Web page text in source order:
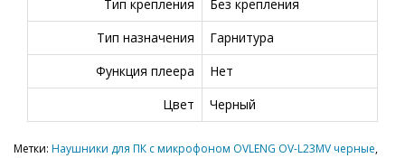
Тип крепления
Без крепления
Тип назначения
Гарнитура
Функция плеера
Нет
Цвет
Черный
Метки: Наушники для ПК с микрофоном OVLENG OV-L23MV черные,